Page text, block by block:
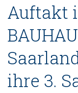
Auftakt
ihre 3.